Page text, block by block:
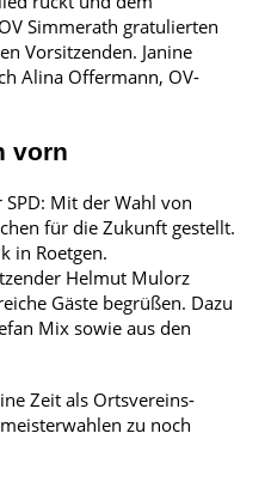
Simmerath gratulierten
Vorsitzenden. Janine
Alina Offermann, OV-
vorn
Mit der Wahl von
für die Zukunft gestellt.
in Roetgen.
Helmut Mulorz
Gäste begrüßen. Dazu
Mix sowie aus den
Zeit als Ortsvereins-
zu noch